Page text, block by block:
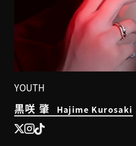
YOUTH
黒咲 肇 Hajime Kurosaki